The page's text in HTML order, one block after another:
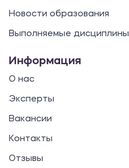
Новости образования
Выполняемые дисциплины
Информация
О нас
Эксперты
Вакансии
Контакты
Отзывы